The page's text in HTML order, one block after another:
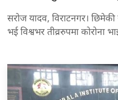
सरोज यादव, विराटनगर। छिमेकी
भई विश्वभर तीव्ररुपमा